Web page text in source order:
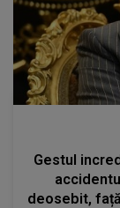
Gestul
deosebit,